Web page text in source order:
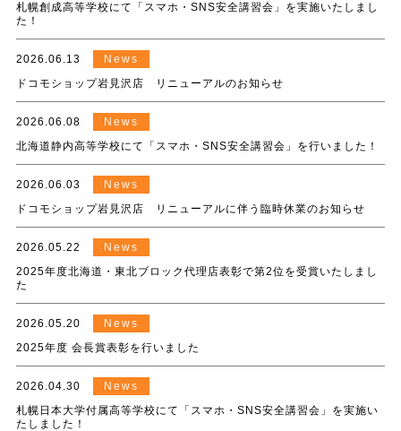
札幌創成高等学校にて「スマホ・SNS安全講習会」を実施いたしまし
た！
2026.06.13
News
ドコモショップ岩見沢店 リニューアルのお知らせ
2026.06.08
News
北海道静内高等学校にて「スマホ・SNS安全講習会」を行いました！
2026.06.03
News
ドコモショップ岩見沢店 リニューアルに伴う臨時休業のお知らせ
2026.05.22
News
2025年度北海道・東北ブロック代理店表彰で第2位を受賞いたしまし
た
2026.05.20
News
2025年度 会長賞表彰を行いました
2026.04.30
News
札幌日本大学付属高等学校にて「スマホ・SNS安全講習会」を実施い
たしました！